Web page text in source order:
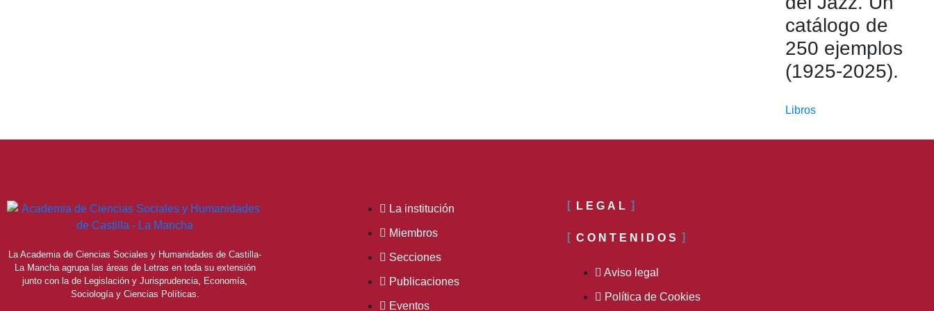
catálogo de
250 ejemplos
(1925-2025).
Libros
La Academia de Ciencias Sociales y Humanidades de Castilla-
La Mancha agrupa las áreas de Letras en toda su extensión
junto con la de Legislación y Jurisprudencia, Economía,
Sociología y Ciencias Políticas.
La institución
Miembros
Secciones
Publicaciones
Eventos
LEGAL
CONTENIDOS
Aviso legal
Política de Cookies